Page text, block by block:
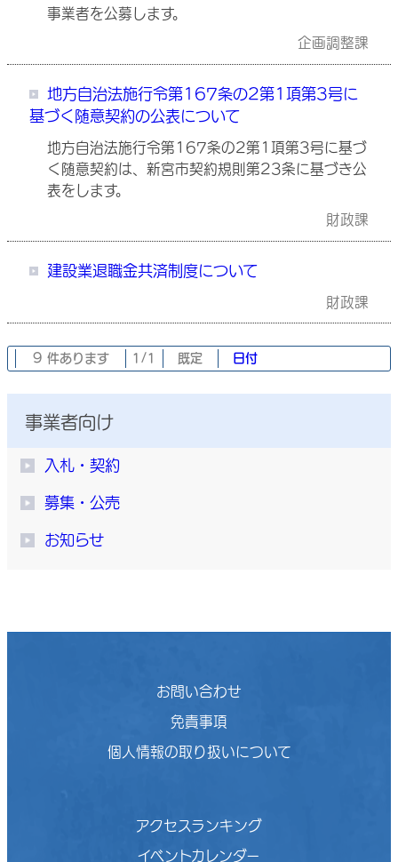
事業者を公募します。
企画調整課
地方自治法施行令第167条の2第1項第3号に
基づく随意契約の公表について
地方自治法施行令第167条の2第1項第3号に基づ
く随意契約は、新宮市契約規則第23条に基づき公
表をします。
財政課
建設業退職金共済制度について
財政課
9 件あります 1/1 既定 日付
事業者向け
入札・契約
募集・公売
お知らせ
お問い合わせ
免責事項
個人情報の取り扱いについて
アクセスランキング
イベントカレンダー